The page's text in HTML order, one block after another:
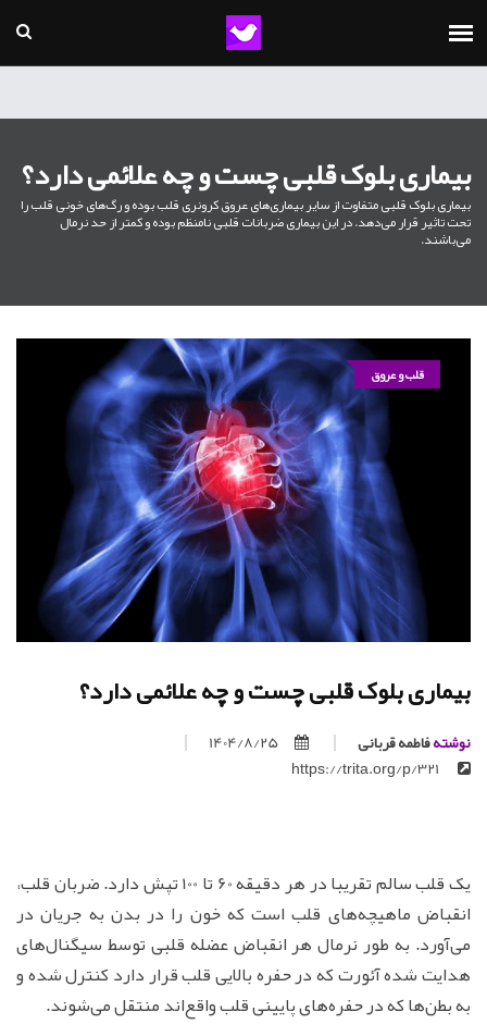
بیماری بلوک قلبی چست و چه علائمی دارد؟
بیماری بلوک قلبی متفاوت از سایر بیماری‌های عروق کرونری قلب بوده و رگ‌های خونی قلب را
تحت تاثیر قرار می‌دهد. در این بیماری ضربانات قلبی نامنظم بوده و کمتر از حد نرمال
می‌باشند.
قلب و عروق
بیماری بلوک قلبی چست و چه علائمی دارد؟
نوشتهفاطمه قربانی
1404/8/25
یک قلب سالم تقریبا در هر دقیقه 60 تا 100 تپش دارد. ضربان قلب،
انقباض ماهیچه‌های قلب است که خون را در بدن به جریان در
می‌آورد. به طور نرمال هر انقباض عضله قلبی توسط سیگنال‌های
هدایت شده آئورت که در حفره بالایی قلب قرار دارد کنترل شده و
به بطن‌ها که در حفره‌های پایینی قلب واقع‌اند منتقل می‌شوند.